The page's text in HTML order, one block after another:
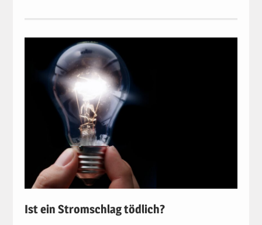
Ist ein Stromschlag tödlich?